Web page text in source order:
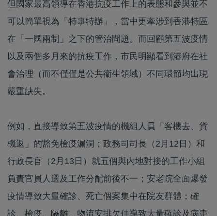
但國家最高領導在香港抗疫工作上的表態和參與並不
可以簡單視為「特事特辦」，當中更牽涉到香港特區
在「一國兩制」之下的管治問題。而回顧第五波疫情
以及兩個多月來的抗疫工作，市民明顯看到港府在社
會治理（而不僅僅是公共衞生領域）不同環節均出現
嚴重缺失。
例如，直接導致第五波疫情的機組人員「客機去、貨
機返」的豁免檢疫漏洞；政務司司長（2月12日）和
行政長官（2月13日）就五個與內地對接的工作小組
負責官員人選及工作分配前後不一；安老院全面爆發
疫情導致大量確診、死亡個案集中在院友群體；確
診、檢疫、隔離、物流安排欠佳導致大量確診及病患